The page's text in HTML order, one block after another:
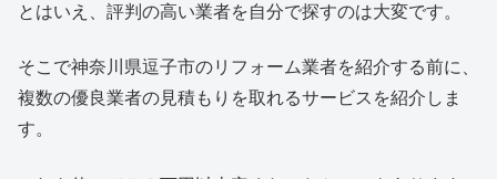
とはいえ、評判の高い業者を自分で探すのは大変です。
そこで神奈川県逗子市のリフォーム業者を紹介する前に、
複数の優良業者の見積もりを取れるサービスを紹介しま
す。